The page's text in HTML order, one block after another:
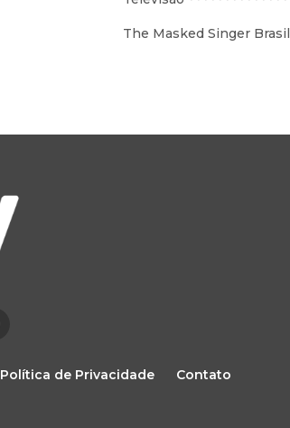
The Masked Singer Brasil
Política de Privacidade Contato